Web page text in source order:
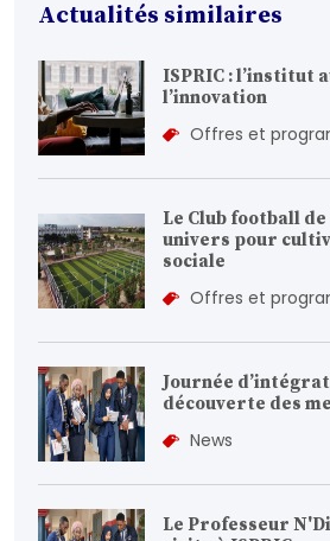
Actualités similaires
ISPRIC : l’institut
l’innovation
Offres et
Le Club football de
univers pour
sociale
Offres et
Journée
découverte des
News
Le Professeur